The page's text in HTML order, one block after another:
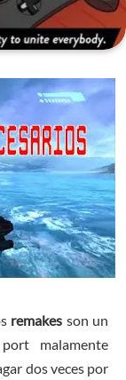
remakes son un
malamente
dos veces por